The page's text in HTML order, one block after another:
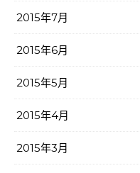
2015年7月
2015年6月
2015年5月
2015年4月
2015年3月